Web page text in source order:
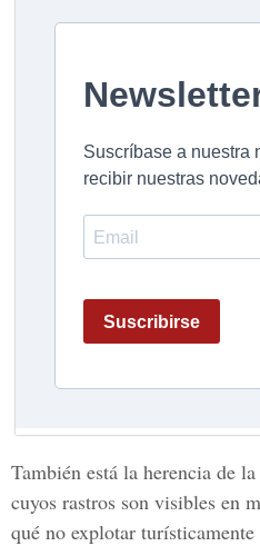
También está la herencia de
cuyos rastros son visibles en
qué no explotar